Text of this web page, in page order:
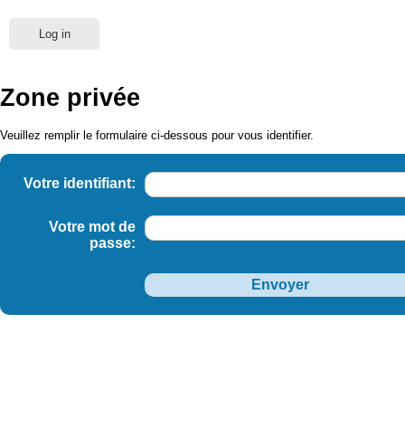
Log in
Zone privée
Veuillez remplir le formulaire ci-dessous pour vous identifier.
Votre identifiant:
Votre mot de
passe: